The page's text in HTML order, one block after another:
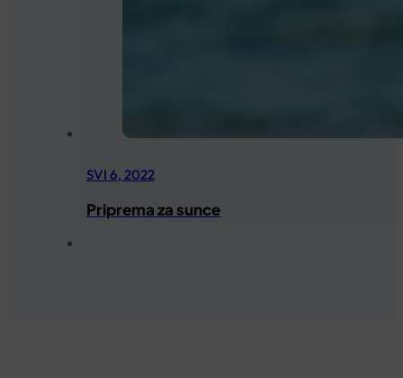
SVI 6, 2022
Priprema za sunce